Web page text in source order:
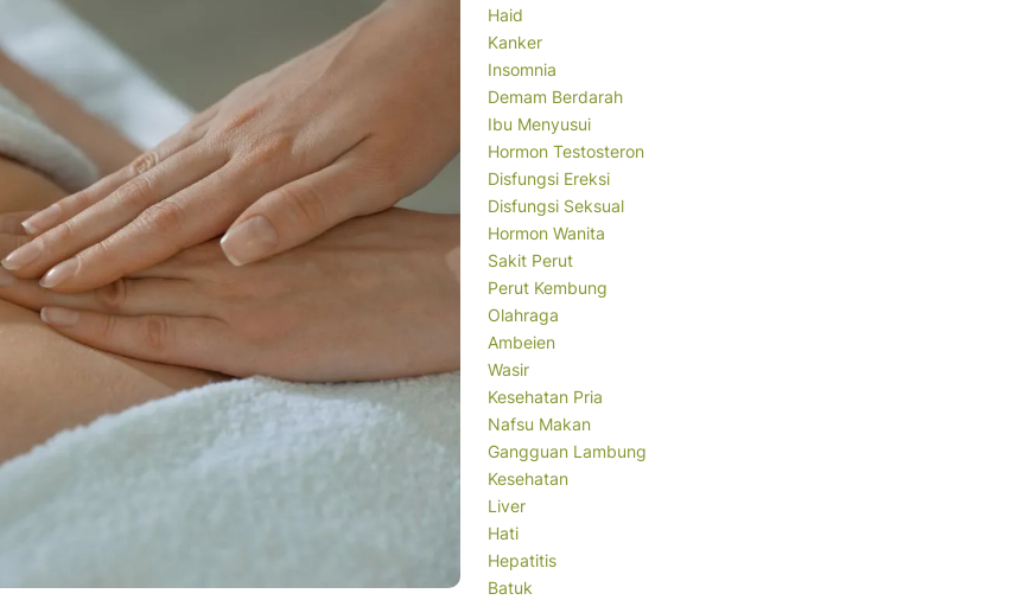
Haid
Kanker
Insomnia
Demam Berdarah
Ibu Menyusui
Hormon Testosteron
Disfungsi Ereksi
Disfungsi Seksual
Hormon Wanita
Sakit Perut
Perut Kembung
Olahraga
Ambeien
Wasir
Kesehatan Pria
Nafsu Makan
Gangguan Lambung
Kesehatan
Liver
Hati
Hepatitis
Batuk